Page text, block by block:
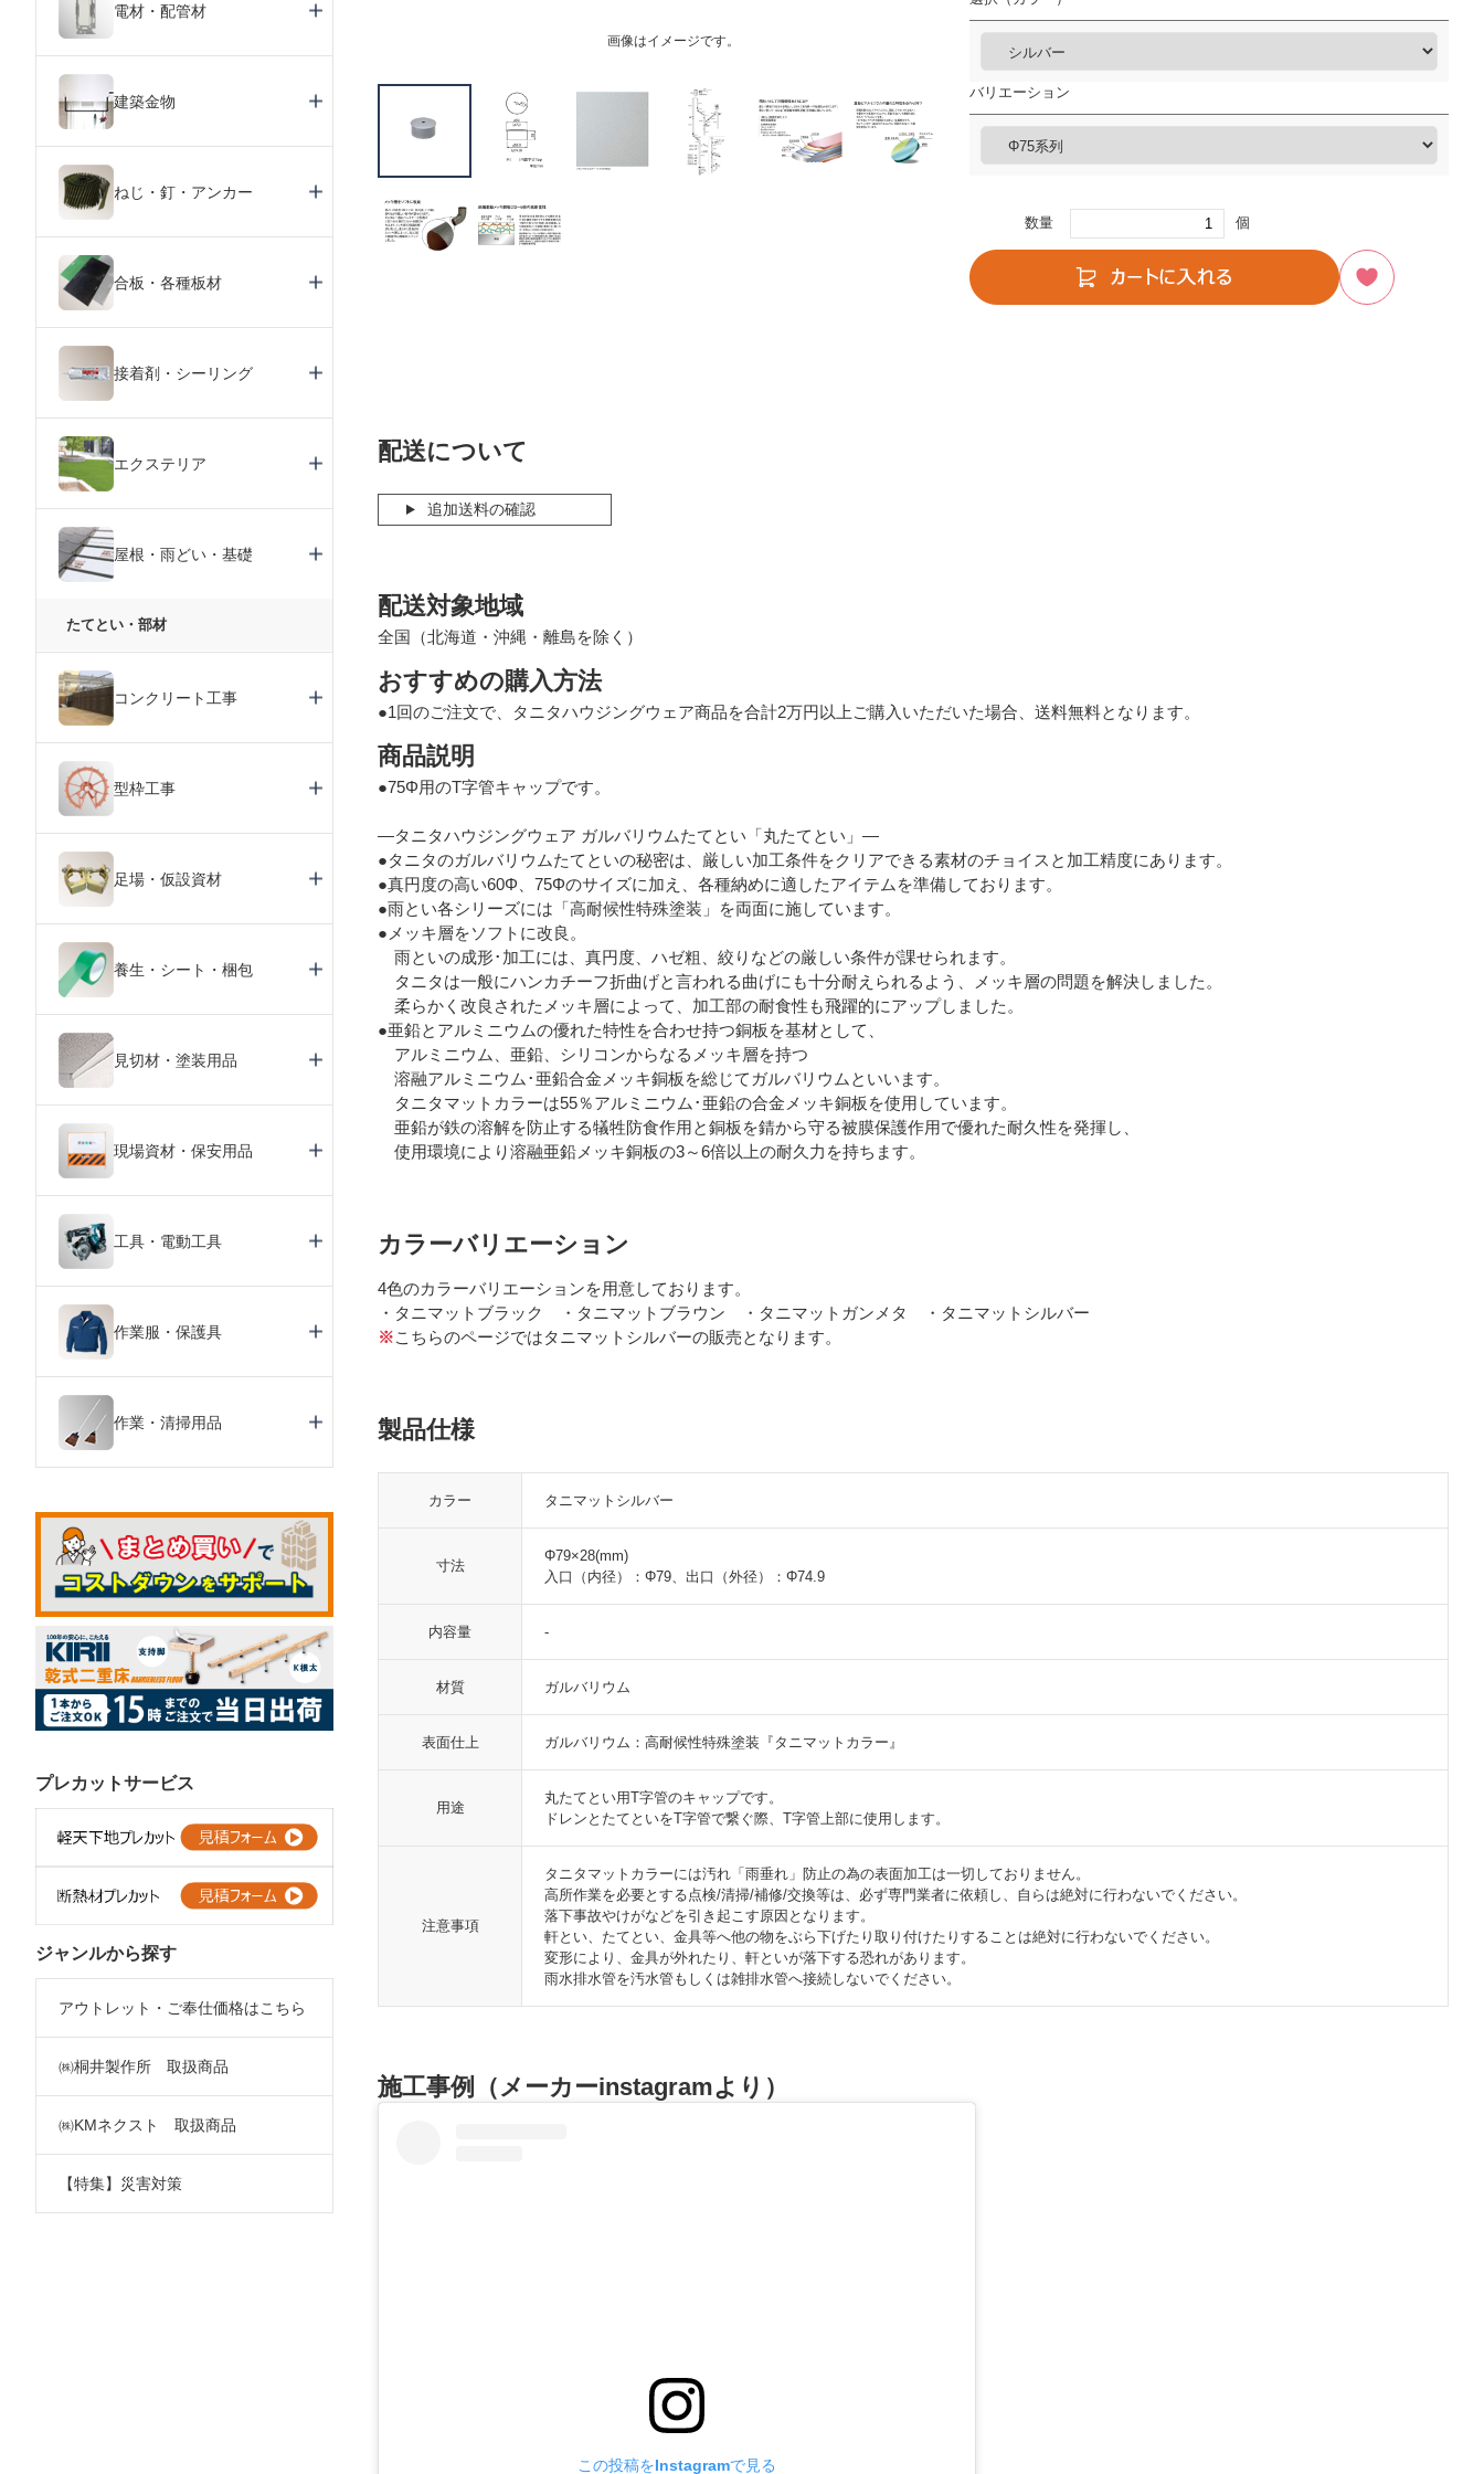
画像はイメージです。
バリエーション
数量 個
配送について
追加送料の確認
配送対象地域
全国（北海道・沖縄・離島を除く）
おすすめの購入方法
●1回のご注文で、タニタハウジングウェア商品を合計2万円以上ご購入いただいた場合、送料無料となります。
商品説明
●75Φ用のT字管キャップです。
―タニタハウジングウェア ガルバリウムたてとい「丸たてとい」―
●タニタのガルバリウムたてといの秘密は、厳しい加工条件をクリアできる素材のチョイスと加工精度にあります。
●真円度の高い60Φ、75Φのサイズに加え、各種納めに適したアイテムを準備しております。
●雨とい各シリーズには「高耐候性特殊塗装」を両面に施しています。
●メッキ層をソフトに改良。
雨といの成形･加工には、真円度、ハゼ粗、絞りなどの厳しい条件が課せられます。
タニタは一般にハンカチーフ折曲げと言われる曲げにも十分耐えられるよう、メッキ層の問題を解決しました。
柔らかく改良されたメッキ層によって、加工部の耐食性も飛躍的にアップしました。
●亜鉛とアルミニウムの優れた特性を合わせ持つ銅板を基材として、
アルミニウム、亜鉛、シリコンからなるメッキ層を持つ
溶融アルミニウム･亜鉛合金メッキ銅板を総じてガルバリウムといいます。
タニタマットカラーは55％アルミニウム･亜鉛の合金メッキ銅板を使用しています。
亜鉛が鉄の溶解を防止する犠牲防食作用と銅板を錆から守る被膜保護作用で優れた耐久性を発揮し、
使用環境により溶融亜鉛メッキ銅板の3～6倍以上の耐久力を持ちます。
カラーバリエーション
4色のカラーバリエーションを用意しております。
・タニマットブラック ・タニマットブラウン ・タニマットガンメタ ・タニマットシルバー
※こちらのページではタニマットシルバーの販売となります。
製品仕様
カラー タニマットシルバー
寸法
Φ79×28(mm)
入口（内径）：Φ79、出口（外径）：Φ74.9
内容量 -
材質 ガルバリウム
表面仕上 ガルバリウム：高耐候性特殊塗装『タニマットカラー』
用途
丸たてとい用T字管のキャップです。
ドレンとたてといをT字管で繋ぐ際、T字管上部に使用します。
注意事項
タニタマットカラーには汚れ「雨垂れ」防止の為の表面加工は一切しておりません。
高所作業を必要とする点検/清掃/補修/交換等は、必ず専門業者に依頼し、自らは絶対に行わないでください。
落下事故やけがなどを引き起こす原因となります。
軒とい、たてとい、金具等へ他の物をぶら下げたり取り付けたりすることは絶対に行わないでください。
変形により、金具が外れたり、軒といが落下する恐れがあります。
雨水排水管を汚水管もしくは雑排水管へ接続しないでください。
施工事例（メーカーinstagramより）
この投稿をInstagramで見る
電材・配管材
建築金物
ねじ・釘・アンカー
合板・各種板材
接着剤・シーリング
エクステリア
屋根・雨どい・基礎
たてとい・部材
コンクリート工事
型枠工事
足場・仮設資材
養生・シート・梱包
見切材・塗装用品
現場資材・保安用品
工具・電動工具
作業服・保護具
作業・清掃用品
プレカットサービス
ジャンルから探す
アウトレット・ご奉仕価格はこちら
㈱桐井製作所 取扱商品
㈱KMネクスト 取扱商品
【特集】災害対策